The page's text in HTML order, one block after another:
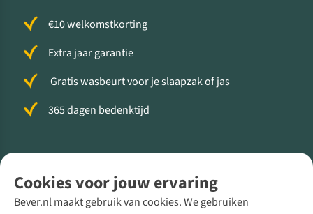
Cookies voor jouw ervaring
Bever.nl maakt gebruik van cookies. We gebruiken
€10 welkomstkorting
Extra jaar garantie
Gratis wasbeurt voor je slaapzak of jas
365 dagen bedenktijd